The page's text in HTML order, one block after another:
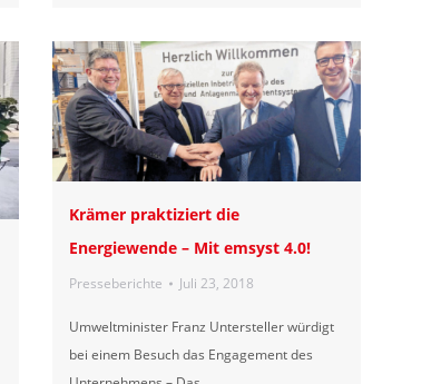
Krämer praktiziert die
Energiewende – Mit emsyst 4.0!
Presseberichte Juli 23, 2018
Umweltminister Franz Untersteller würdigt
bei einem Besuch das Engagement des